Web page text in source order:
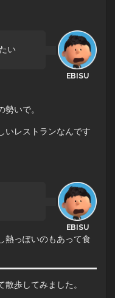
い
いで。
いレストランなんです
熱っぽいのもあって食
歩してみました。